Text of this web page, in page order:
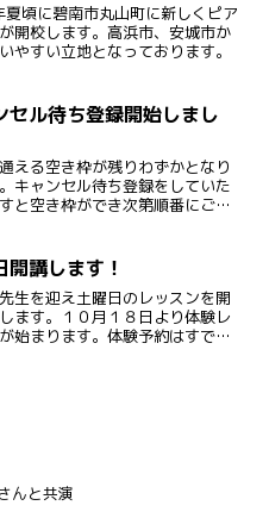
頃に碧南市丸山町に新しくピア
開校します。高浜市、安城市か
やすい立地となっております。
セル待ち登録開始しまし
える空き枠が残りわずかとなり
キャンセル待ち登録をしていた
と空き枠ができ次第順番にご連
！キャンセル待ち登録
開講します！
生を迎え土曜日のレッスンを開
ます。１０月１８日より体験レ
始まります。体験予約はすでに
んと共演